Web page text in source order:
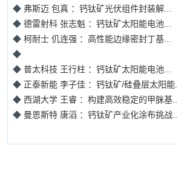
◆ 弗斯迈 包真 ：钙钛矿光伏组件封装解...
◆ 德雷射科 张志魁 ：钙钛矿太阳能电池...
◆ 柯耐士 仉连强 ：高性能边缘密封丁基...
◆
◆ 普太科技 王行柱 ：钙钛矿太阳能电池...
◆ 正泰新能 李子佳 ：钙钛矿/硅叠层太阳能...
◆ 西湖大学 王睿 ：构建高效稳定的甲脒基...
◆ 曼恩斯特 唐滔 ：钙钛矿产业化涂布挑战...